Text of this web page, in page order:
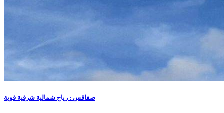
صفاقس : رياح شمالية شرقية قوية